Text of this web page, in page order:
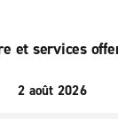
et services
2 août 2026